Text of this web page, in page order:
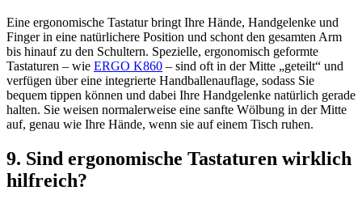
Eine ergonomische Tastatur bringt Ihre Hände, Handgelenke und
Finger in eine natürlichere Position und schont den gesamten Arm
bis hinauf zu den Schultern. Spezielle, ergonomisch geformte
Tastaturen – wie ERGO K860 – sind oft in der Mitte „geteilt“ und
verfügen über eine integrierte Handballenauflage, sodass Sie
bequem tippen können und dabei Ihre Handgelenke natürlich gerade
halten. Sie weisen normalerweise eine sanfte Wölbung in der Mitte
auf, genau wie Ihre Hände, wenn sie auf einem Tisch ruhen.
9. Sind ergonomische Tastaturen wirklich
hilfreich?